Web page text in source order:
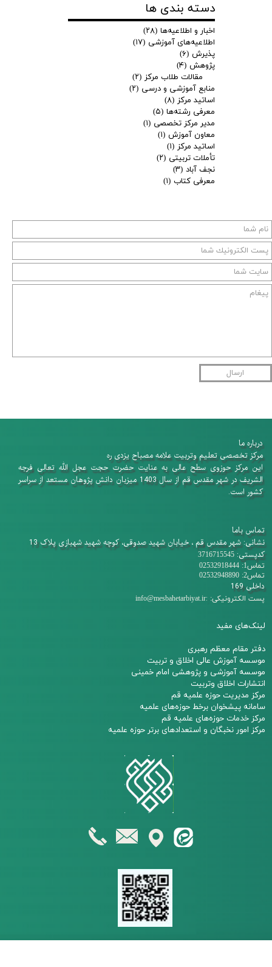
ارسال
دسته بندی ها
اخبار و اطلاعیه‌ها (۲۸)
اطلاعیه‌های آموزشی (۱۷)
پذیرش (۶)
پژوهش (۴)
مقالات طلاب مرکز (۲)
منابع آموزشی و درسی (۲)
اساتید مرکز (۸)
معرفی رشته‌ها (۵)
مدیر مرکز تخصصی (۱)
معاون آموزش (۱)
اساتید مرکز (۱)
تأملات تربیتی (۲)
نجف آباد (۳)
معرفی کتاب (۱)
درباره ما
​​​​​​​مرکز تخصصی تعلیم وتربیت علامه مصباح یزدی ره
این مرکز حوزوی سطح عالی به عنایت حضرت حجت عجل الله تعالی فرجه
الشریف در شهر مقدس قم از سال 1403 میزبان دانش پژوهان​​​​​​​ مستعد از سراسر
کشور است.
لینک‌های مفید
دفتر مقام معظم رهبری
موسسه آموزش عالی اخلاق و تربیت
موسسه آموزشی و پژوهشی امام خمینی
انتشارات اخلاق وتربیت
مرکز مدیریت حوزه علمیه قم
سامانه پیشخوان برخط حوزه‌های علمیه
مرکز خدمات حوزه‌های علمیه قم​​​​​​​
مرکز امور نخبگان و استعدادهای برتر حوزه علمیه
تماس باما
نشانی: شهر مقدس قم ، خیابان شهید صدوقی، کوچه شهید شهبازی پلاک 13
کدپستی:3716715545
تماس1: 02532918444
تماس2: 02532948890
داخلی 169
پست الکترونیکی: :
info@mesbahetarbiyat.ir